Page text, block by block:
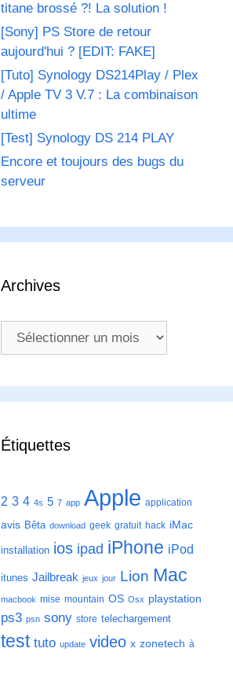
titane brossé ?! La solution !
[Sony] PS Store de retour
aujourd'hui ? [EDIT: FAKE]
[Tuto] Synology DS214Play / Plex
/ Apple TV 3 V.7 : La combinaison
ultime
[Test] Synology DS 214 PLAY
Encore et toujours des bugs du
serveur
Archives
Archives
Étiquettes
2 3 4 4s 5 7 app Apple application
avis Bêta download geek gratuit hack iMac
installation ios ipad iPhone iPod
itunes Jailbreak jeux jour Lion Mac
macbook mise mountain OS Osx playstation
ps3 psn sony store telechargement
test tuto update video x zonetech à